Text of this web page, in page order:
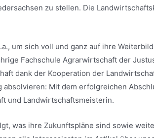
zu stellen. Die
um sich voll und ganz auf ihre
Fachschule Agrarwirtschaft der
dank der Kooperation der
Mit dem erfolgreichen
und Landwirtschaftsmeisterin.
was ihre Zukunftspläne sind sowie